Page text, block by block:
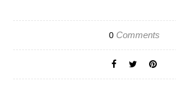
0Comments